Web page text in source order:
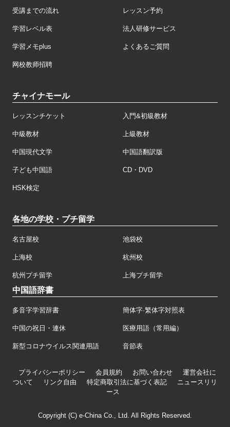
受講までの流れ レッスン予約
学習レベル表 法人研修サービス
学習メモplus よくあるご質問
网校教师招聘
チャイナモール
レッスンチケット 入門&初級教材
中級教材 上級教材
中国現代文学 中国語翻訳版
子ども中国語 CD・DVD
HSK検定
各地の学校・プチ留学
名古屋校 池袋校
上海校 杭州校
杭州プチ留学 上海プチ留学
中国語辞書
多音字学習辞書 簡体字·繁体字対照表
中国の祝日・連休 医療用語（常用編）
新型コロナウイルス関連用語 音節表
プライバシーポリシー 会員規約 お問い合わせ
運営会社に
ついて
リンク自由 特定商取引法に基づく表記
ニュースリリ
ース
Copyright (C) e-China Co., Ltd. All Rights Reserved.